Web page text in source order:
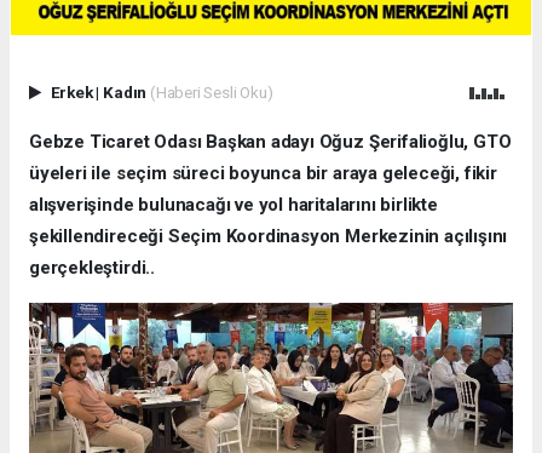
Erkek| Kadın (Haberi Sesli Oku)
Gebze Ticaret Odası Başkan adayı Oğuz Şerifalioğlu, GTO
üyeleri ile seçim süreci boyunca bir araya geleceği, fikir
alışverişinde bulunacağı ve yol haritalarını birlikte
şekillendireceği Seçim Koordinasyon Merkezinin açılışını
gerçekleştirdi..